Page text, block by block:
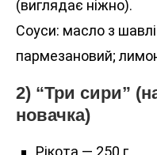
(виглядає ніжно).
Соуси: масло з
пармезановий;
2) “Три сири”
новачка)
Рікота — 250 г